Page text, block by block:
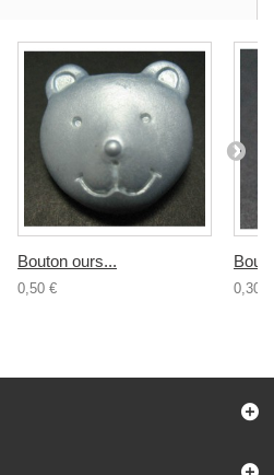
Bouton ours...
0,50 € 0,30 €